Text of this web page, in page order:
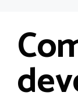
contenu